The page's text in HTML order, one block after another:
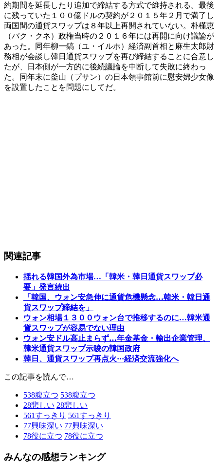
約期間を延長したり追加で締結する方式で維持される。最後
に残っていた１００億ドルの契約が２０１５年２月で満了し
両国間の通貨スワップは８年以上再開されていない。朴槿恵
（パク・クネ）政権当時の２０１６年には再開に向け議論が
あった。同年柳一鎬（ユ・イルホ）経済副首相と麻生太郎財
務相が会談し韓日通貨スワップを再び締結することに合意し
たが、日本側が一方的に後続議論を中断して失敗に終わっ
た。同年末に釜山（プサン）の日本領事館前に慰安婦少女像
を設置したことを問題にしてだ。
関連記事
揺れる韓国外為市場…「韓米・韓日通貨スワップ必
要」発言続出
「韓国、ウォン安急伸に通貨危機懸念…韓米・韓日通
貨スワップ締結を」
ウォン相場１３００ウォン台で推移するのに…韓米通
貨スワップが容易でない理由
ウォン安ドル高止まらず…年金基金・輸出企業管理、
韓米通貨スワップ示唆の韓国政府
韓日、通貨スワップ再点火···経済交流強化へ
この記事を読んで…
538腹立つ 538腹立つ
28悲しい 28悲しい
561すっきり 561すっきり
77興味深い 77興味深い
78役に立つ 78役に立つ
みんなの感想ランキング